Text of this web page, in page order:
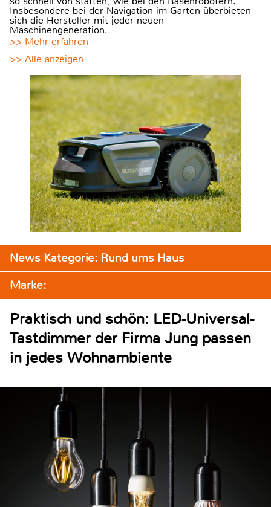
Insbesondere bei der Navigation im Garten überbieten
sich die Hersteller mit jeder neuen
Maschinengeneration.
>> Mehr erfahren
>> Alle anzeigen
News Kategorie: Rund ums Haus
Marke:
Praktisch und schön: LED-Universal-
Tastdimmer der Firma Jung passen
in jedes Wohnambiente